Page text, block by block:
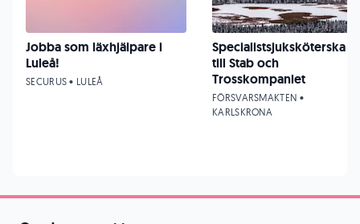
Jobba som läxhjälpare i
Luleå!
SECURUS • LULEÅ
Specialistsjuksköterska
till Stab och
Trosskompaniet
FÖRSVARSMAKTEN •
KARLSKRONA